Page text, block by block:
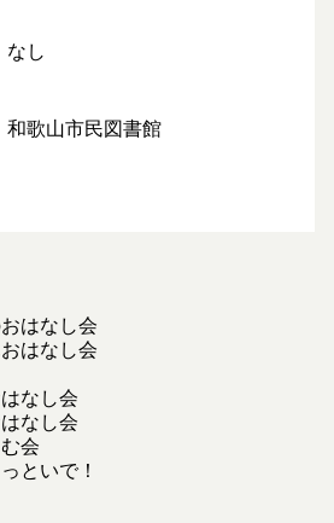
なし
和歌山市民図書館
はなし会
はなし会
なし会
なし会
会
といで！